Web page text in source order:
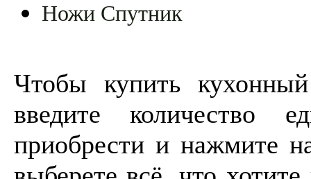
Ножи Спутник
Чтобы купить
введите количество
приобрести и нажмите